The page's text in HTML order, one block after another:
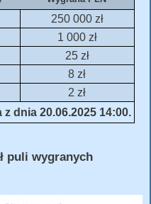
250 000 zł
1 000 zł
25 zł
8 zł
2 zł
dnia 20.06.2025 14:00.
puli wygranych